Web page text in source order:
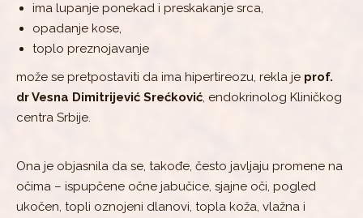
ima lupanje ponekad i preskakanje srca,
opadanje kose,
toplo preznojavanje
može se pretpostaviti da ima hipertireozu, rekla je prof.
dr Vesna Dimitrijević Srećković, endokrinolog Kliničkog
centra Srbije.
Ona je objasnila da se, takođe, često javljaju promene na
očima – ispupčene očne jabučice, sjajne oči, pogled
ukočen, topli oznojeni dlanovi, topla koža, vlažna i